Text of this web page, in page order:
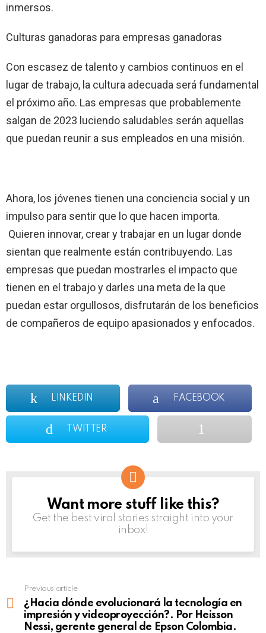
inmersos.
Culturas ganadoras para empresas ganadoras
Con escasez de talento y cambios continuos en el
lugar de trabajo, la cultura adecuada será fundamental
el próximo año. Las empresas que probablemente
salgan de 2023 luciendo saludables serán aquellas
que puedan reunir a sus empleados en una misión.
Ahora, los jóvenes tienen una conciencia social y un
impulso para sentir que lo que hacen importa.
Quieren innovar, crear y trabajar en un lugar donde
sientan que realmente están contribuyendo. Las
empresas que puedan mostrarles el impacto que
tienen en el trabajo y darles una meta de la que
puedan estar orgullosos, disfrutarán de los beneficios
de compañeros de equipo apasionados y enfocados.
LINKEDIN FACEBOOK
TWITTER
NEWSLETTER
Want more stuff like this?
Get the best viral stories straight into your
inbox!
more
Previous article
¿Hacia dónde evolucionará la tecnología en
impresión y videoproyección?. Por Heisson
Nessi, gerente general de Epson Colombia.